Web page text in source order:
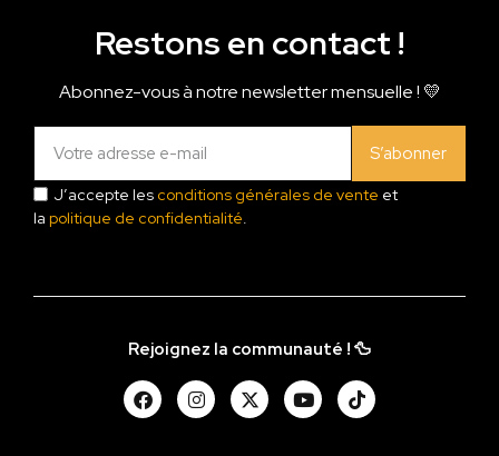
Restons en contact !
Abonnez-vous à notre newsletter mensuelle ! 💛
S’abonner
J’accepte les conditions générales de vente et
la politique de confidentialité.
Rejoignez la communauté ! 🦆